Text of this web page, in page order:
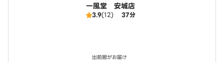
一風堂 安城店
3.9(12) 37分
出前館がお届け